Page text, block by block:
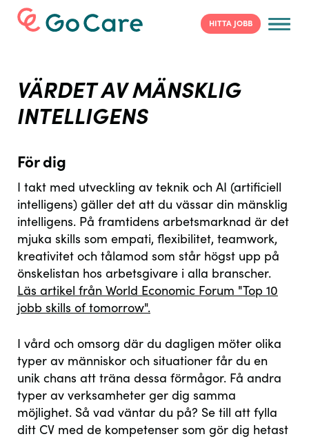
HITTA JOBB
VAD INNEBÄR EGENTLIGEN JOBBET?
SVAR PÅ VANLIGA FRÅGOR
VAD PASSAR DIG
Funktionsstöd
Äldreomsorg
Socialpsykiatri
VÄRDET AV MÄNSKLIG INTELLIGENS
ARGUMENT ATT VÄLJA VÅRD OCH
OMSORG I SOMMAR
För dig som söker jobb
För dig som pluggar
För dig som är vårdstudent
För dig som är jobbonär
VÄRDET AV MÄNSKLIG
INTELLIGENS
För dig
I takt med utveckling av teknik och AI (artificiell
intelligens) gäller det att du vässar din mänsklig
intelligens. På framtidens arbetsmarknad är det
mjuka skills som empati, flexibilitet, teamwork,
kreativitet och tålamod som står högst upp på
önskelistan hos arbetsgivare i alla branscher.
Läs artikel från World Economic Forum "Top 10
jobb skills of tomorrow".
I vård och omsorg där du dagligen möter olika
typer av människor och situationer får du en
unik chans att träna dessa förmågor. Få andra
typer av verksamheter ger dig samma
möjlighet. Så vad väntar du på? Se till att fylla
ditt CV med de kompetenser som gör dig hetast